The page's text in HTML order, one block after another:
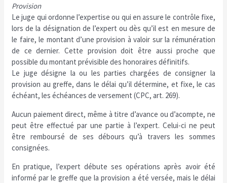
Provision
Le juge qui ordonne l’expertise ou qui en assure le contrôle fixe,
lors de la désignation de l’expert ou dès qu’il est en mesure de
le faire, le montant d’une provision à valoir sur la rémunération
de ce dernier. Cette provision doit être aussi proche que
possible du montant prévisible des honoraires définitifs.
Le juge désigne la ou les parties chargées de consigner la
provision au greffe, dans le délai qu’il détermine, et fixe, le cas
échéant, les échéances de versement (CPC, art. 269).
Aucun paiement direct, même à titre d’avance ou d’acompte, ne
peut être effectué par une partie à l’expert. Celui-ci ne peut
être remboursé de ses débours qu’à travers les sommes
consignées.
En pratique, l’expert débute ses opérations après avoir été
informé par le greffe que la provision a été versée, mais le délai